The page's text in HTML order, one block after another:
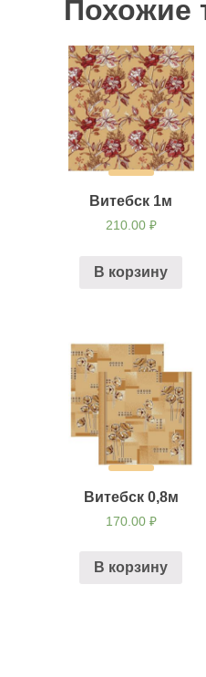
Похожие
Витебск 1м
210.00 ₽
В корзину
Витебск 0,8м
170.00 ₽
В корзину